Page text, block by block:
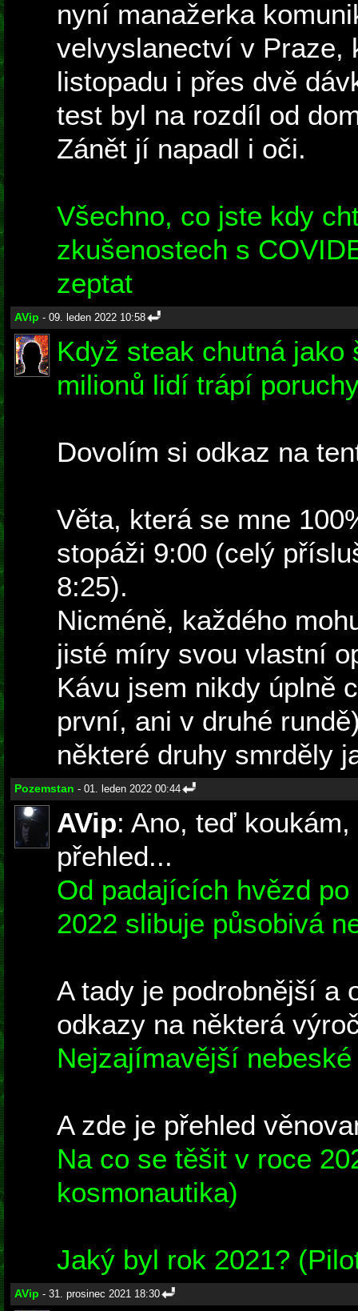
nyní manažerka
velvyslanectví v Praze,
listopadu i přes dvě
test byl na rozdíl od
Zánět jí napadl i oči.
Všechno, co jste kdy
zkušenostech s
zeptat
AVip - 09. leden 2022 10:58
Když steak chutná jako
milionů lidí trápí
Dovolím si odkaz na
Věta, která se mne
stopáži 9:00 (celý
8:25).
Nicméně, každého
jisté míry svou vlastní
Kávu jsem nikdy úplně
první, ani v druhé
některé druhy smrděly
Pozemstan - 01. leden 2022 00:44
AVip: Ano, teď
přehled...
Od padajících hvězd
2022 slibuje působivá
A tady je podrobnější a
odkazy na některá
Nejzajímavější
A zde je přehled
Na co se těšit v roce
kosmonautika)
Jaký byl rok 2021?
AVip - 31. prosinec 2021 18:30